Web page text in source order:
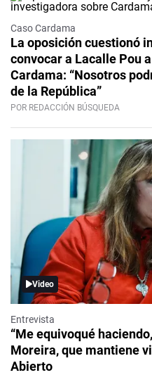
Caso Cardama
La oposición cuestionó
convocar a Lacalle Pou
Cardama: “Nosotros
de la República”
POR REDACCIÓN BÚSQUEDA
Video
Entrevista
“Me equivoqué
Moreira, que mantiene
Abierto